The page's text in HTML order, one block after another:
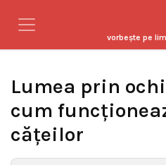
vorbeşte pe
Lumea prin
cum
căţeilor